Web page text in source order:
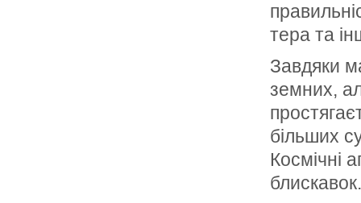
тера та
Завдяки
земних,
більших
Космічні
блиска­вок.